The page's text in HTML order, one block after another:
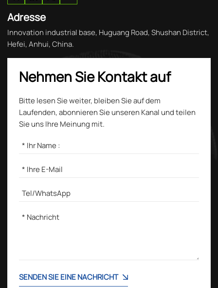
Adresse
Innovation industrial base, Huguang Road, Shushan District,
Hefei, Anhui, China.
Nehmen Sie Kontakt auf
Bitte lesen Sie weiter, bleiben Sie auf dem
Laufenden, abonnieren Sie unseren Kanal und teilen
Sie uns Ihre Meinung mit.
SENDEN SIE EINE NACHRICHT